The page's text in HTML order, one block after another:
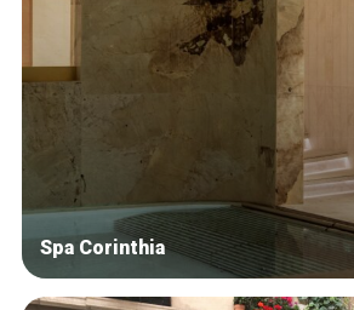
Spa Corinthia